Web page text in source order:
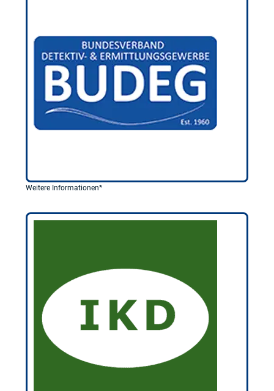
Weitere Informationen*